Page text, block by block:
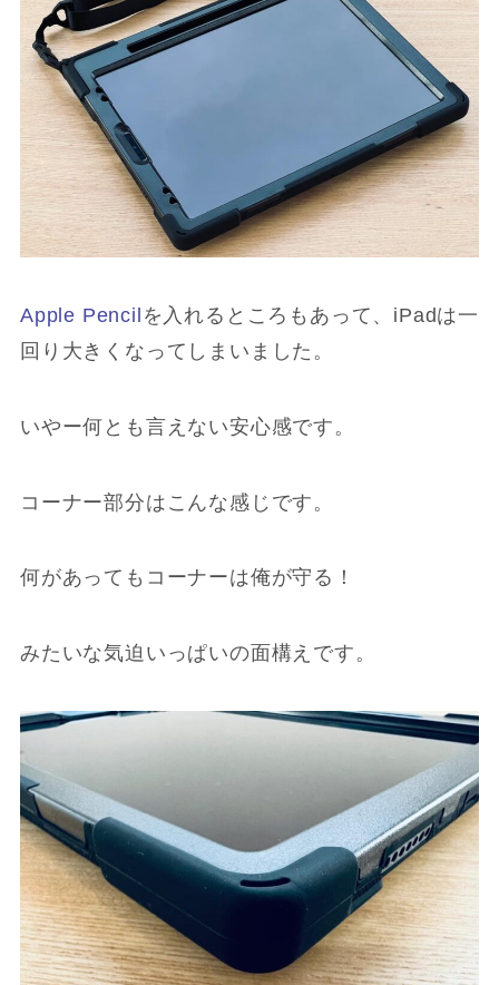
Apple Pencil を入れるところもあって、iPadは一
回り大きくなってしまいました。
いやー何とも言えない安心感です。
コーナー部分はこんな感じです。
何があってもコーナーは俺が守る！
みたいな気迫いっぱいの面構えです。